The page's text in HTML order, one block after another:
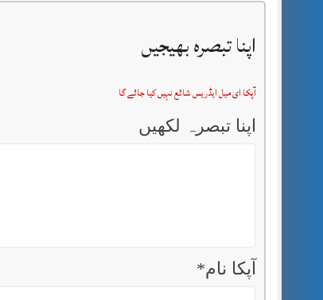
اپنا تبصرہ بھیجیں
آپکا ای میل ایڈریس شائع نہیں کیا جائے گا
اپنا تبصرہ لکھیں
آپکا نام*